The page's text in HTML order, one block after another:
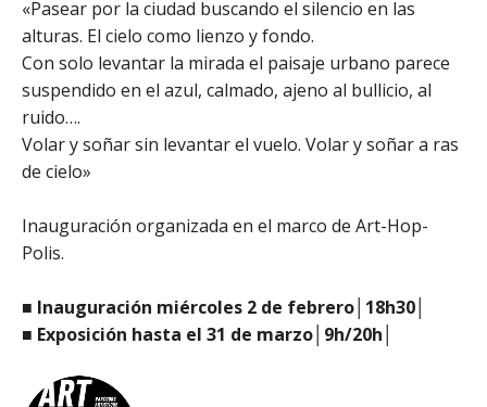
«Pasear por la ciudad buscando el silencio en las
alturas. El cielo como lienzo y fondo.
Con solo levantar la mirada el paisaje urbano parece
suspendido en el azul, calmado, ajeno al bullicio, al
ruido….
Volar y soñar sin levantar el vuelo. Volar y soñar a ras
de cielo»
Inauguración organizada en el marco de Art-Hop-
Polis.
■ Inauguración miércoles 2 de febrero│18h30│
■ Exposición hasta el 31 de marzo│9h/20h│